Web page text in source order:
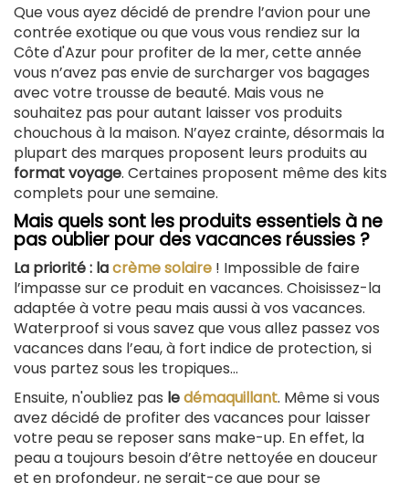
Que vous ayez décidé de prendre l’avion pour une
contrée exotique ou que vous vous rendiez sur la
Côte d'Azur pour profiter de la mer, cette année
vous n’avez pas envie de surcharger vos bagages
avec votre trousse de beauté. Mais vous ne
souhaitez pas pour autant laisser vos produits
chouchous à la maison. N’ayez crainte, désormais la
plupart des marques proposent leurs produits au
format voyage. Certaines proposent même des kits
complets pour une semaine.
Mais quels sont les produits essentiels à ne
pas oublier pour des vacances réussies ?
La priorité : lacrème solaire ! Impossible de faire
l’impasse sur ce produit en vacances. Choisissez-la
adaptée à votre peau mais aussi à vos vacances.
Waterproof si vous savez que vous allez passez vos
vacances dans l’eau, à fort indice de protection, si
vous partez sous les tropiques…
Ensuite, n'oubliez pas ledémaquillant. Même si vous
avez décidé de profiter des vacances pour laisser
votre peau se reposer sans make-up. En effet, la
peau a toujours besoin d’être nettoyée en douceur
et en profondeur, ne serait-ce que pour se